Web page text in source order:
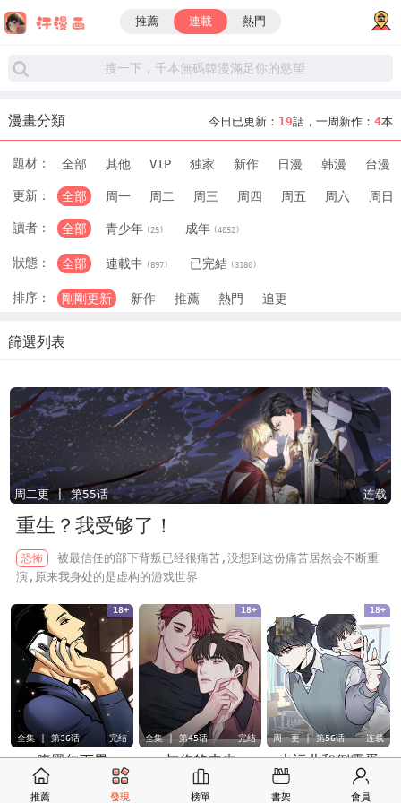
推薦 連載 熱門
漫畫分類 今日已更新： 19話，一周新作：4本
題材： 全部 其他 VIP 独家 新作 日漫 韩漫 台漫
更新： 全部 周一 周二 周三 周四 周五 周六 周日
讀者： 全部 青少年 (25) 成年 (4052)
狀態： 全部 連載中 (897) 已完結 (3180)
排序： 剛剛更新 新作 推薦 熱門 追更
篩選列表
周二更 | 第55话 连载
重生？我受够了！
恐怖
被最信任的部下背叛已经很痛苦,没想到这份痛苦居然会不断重
演,原来我身处的是虚构的游戏世界
18+
全集 | 第36话 完结
腹黑年下男
恐怖腹黑弟弟与软弱哥
哥，一对好基友扭曲幸福
18+
全集 | 第45话 完结
与你的未来
一个与生俱来的预知
能力，一段坎坷崎岖的基
18+
周一更 | 第56话 连载
幸运儿和倒霉蛋
恐怖
拥有该死好运的昊
镇,以及霉运缠身的栽英,
推薦 發現 榜單 書架 會員